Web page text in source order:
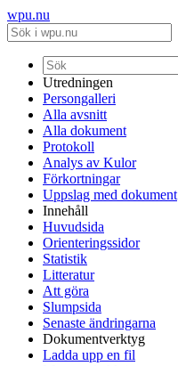
wpu.nu
Utredningen
Persongalleri
Alla avsnitt
Alla dokument
Protokoll
Analys av Kulor
Förkortningar
Uppslag med dokument
Innehåll
Huvudsida
Orienteringssidor
Statistik
Litteratur
Att göra
Slumpsida
Senaste ändringarna
Dokumentverktyg
Ladda upp en fil